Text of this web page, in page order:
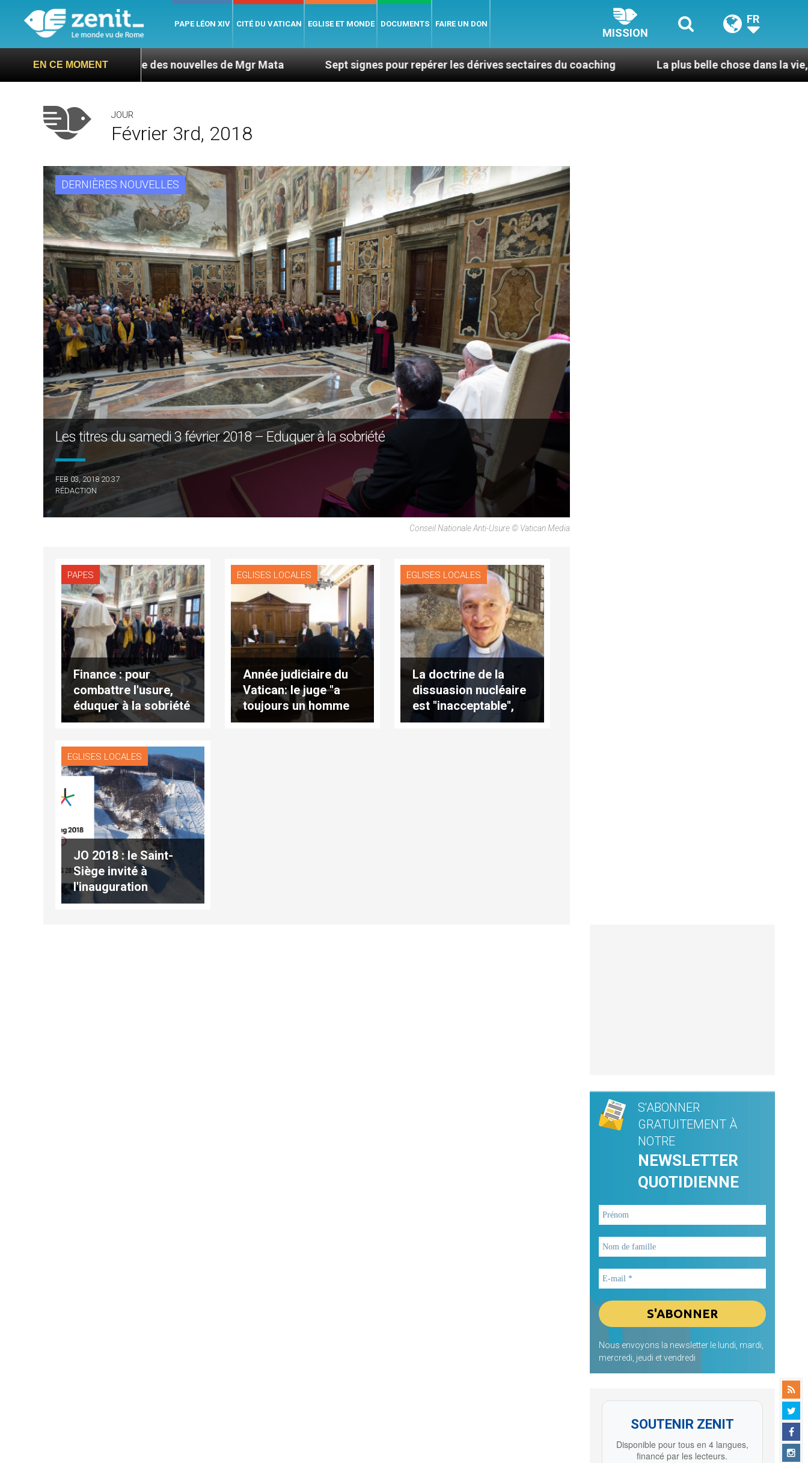
PAPE LÉON XIV CITÉ DU VATICAN EGLISE ET MONDE DOCUMENTS FAIRE UN DON
MISSION
FR
EN CE MOMENT
: L’ONU exige des nouvelles de Mgr Mata Sept signes pour repérer les dérives sectaires du coaching La plus belle chose dans la vie, c’est d’être
JOUR
Février 3rd, 2018
DERNIÈRES NOUVELLES
Les titres du samedi 3 février 2018 – Eduquer à la sobriété
FEB 03, 2018 20:37
RÉDACTION
Conseil Nationale Anti-Usure © Vatican Media
PAPES
Finance : pour
combattre l'usure,
éduquer à la sobriété
EGLISES LOCALES
Année judiciaire du
Vatican: le juge "a
toujours un homme
en face de lui"
EGLISES LOCALES
La doctrine de la
dissuasion nucléaire
est "inacceptable",
affirme Mgr Tomasi
EGLISES LOCALES
JO 2018 : le Saint-
Siège invité à
l'inauguration
S'ABONNER
GRATUITEMENT À
NOTRE
NEWSLETTER
QUOTIDIENNE
Nous envoyons la newsletter le lundi, mardi,
mercredi, jeudi et vendredi
SOUTENIR ZENIT
Disponible pour tous en 4 langues,
financé par les lecteurs.